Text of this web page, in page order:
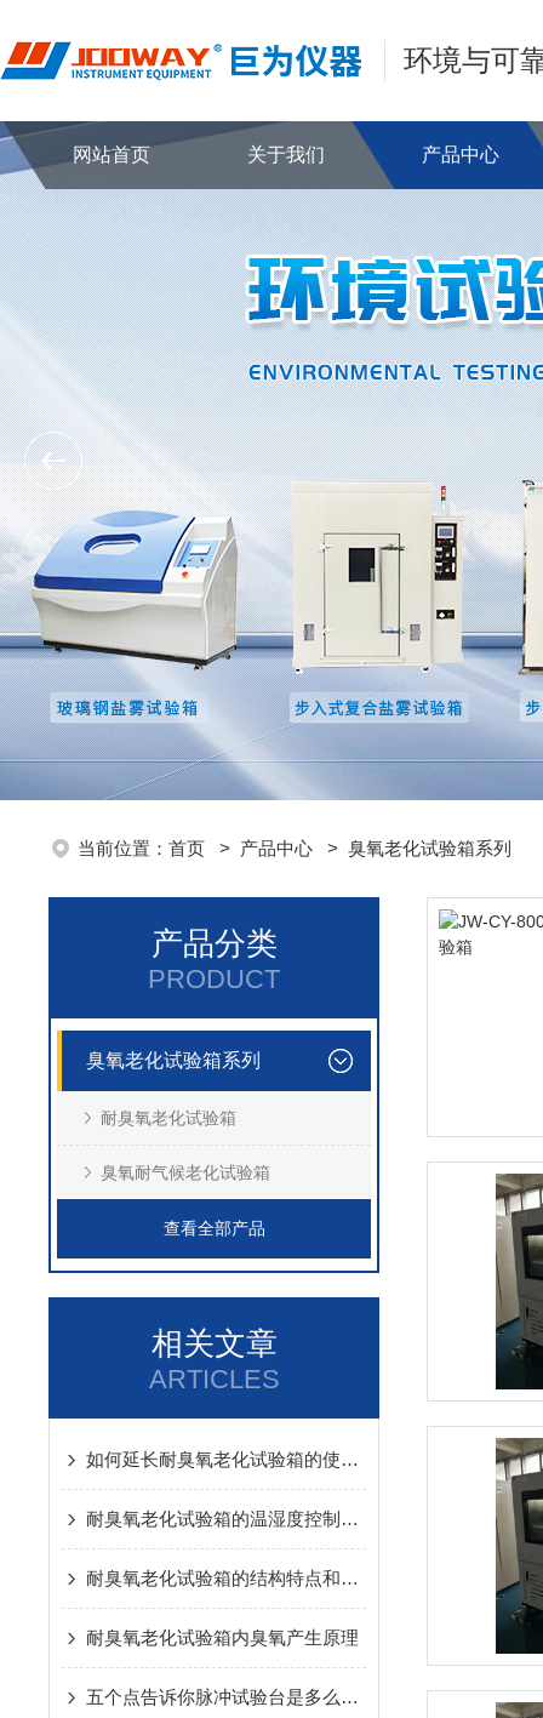
环境与可
网站首页 关于我们 产品中心
当前位置： 首页 > 产品中心 > 臭氧老化试验箱系列
产品分类
PRODUCT
臭氧老化试验箱系列
耐臭氧老化试验箱
臭氧耐气候老化试验箱
查看全部产品
相关文章
ARTICLES
如何延长耐臭氧老化试验箱的使用寿命？
耐臭氧老化试验箱的温湿度控制系统是如何工作的？
耐臭氧老化试验箱的结构特点和应用领域
耐臭氧老化试验箱内臭氧产生原理
五个点告诉你脉冲试验台是多么的优秀